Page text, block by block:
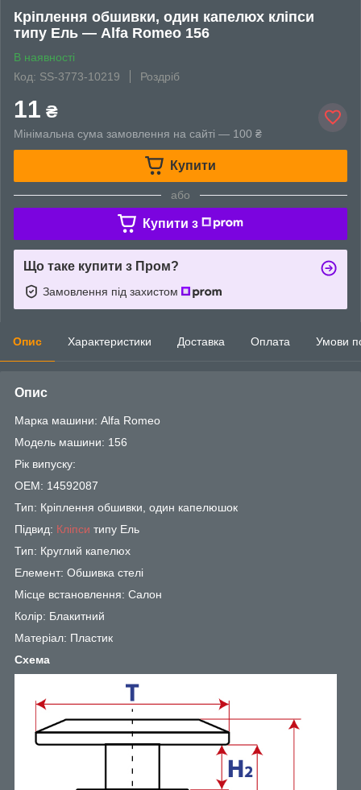
Кріплення обшивки, один капелюх кліпси
типу Ель — Alfa Romeo 156
В наявності
Код: SS-3773-10219
Роздріб
11 ₴
Мінімальна сума замовлення на сайті — 100 ₴
Купити
або
Купити з
Що таке купити з Пром?
Замовлення під захистом
Опис Характеристики Доставка Оплата Умови
Опис
Марка машини: Alfa Romeo
Модель машини: 156
Рік випуску:
OEM: 14592087
Тип: Кріплення обшивки, один капелюшок
Підвид: Кліпси типу Ель
Тип: Круглий капелюх
Елемент: Обшивка стелі
Місце встановлення: Салон
Колір: Блакитний
Матеріал: Пластик
Схема